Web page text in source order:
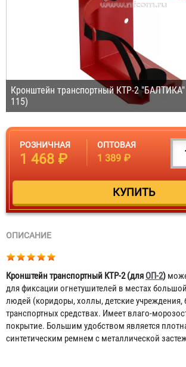
Кронштейн транспортный КТР-2
115)
РОЗНИЧНАЯ
1 468 ₽
ОПТОВАЯ
1 389 ₽
ОПИСАНИЕ
Кронштейн транспортный КТР-2 (для ОП-2)
для фиксации огнетушителей в местах
людей (коридоры, холлы, детские
транспортных средствах. Имеет влаго-
покрытие. Большим удобством является
синтетическим ремнем с металлической